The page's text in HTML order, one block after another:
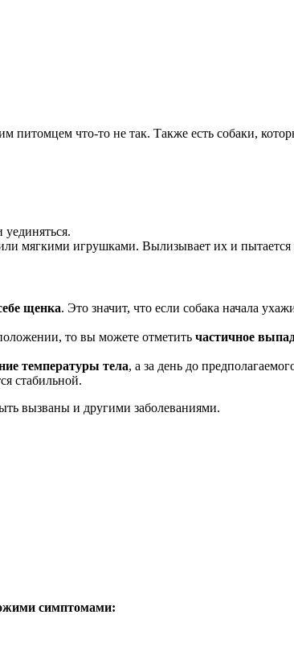
что-то не так. Также есть собаки,
мягкими игрушками. Вылизывает их и пытается
щенка. Это значит, что если собака начала
то вы можете отметить частичное
температуры тела, а за день до
стабильной.
вызваны и другими заболеваниями.
симптомами: